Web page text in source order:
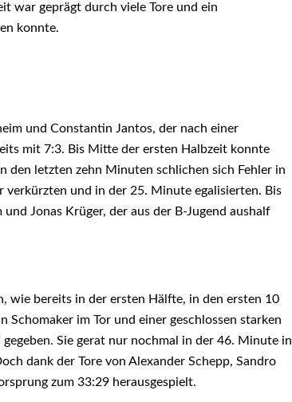
war geprägt durch viele Tore und ein
konnte.
und Constantin Jantos, der nach einer
mit 7:3. Bis Mitte der ersten Halbzeit konnte
den letzten zehn Minuten schlichen sich Fehler in
verkürzten und in der 25. Minute egalisierten. Bis
Jonas Krüger, der aus der B-Jugend aushalf
wie bereits in der ersten Hälfte, in den ersten 10
im Tor und einer geschlossen starken
Sie gerat nur nochmal in der 46. Minute in
dank der Tore von Alexander Schepp, Sandro
zum 33:29 herausgespielt.